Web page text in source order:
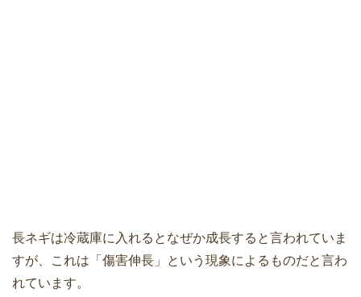
長ネギは冷蔵庫に入れるとなぜか成長すると言われていま
すが、これは「傷害伸長」という現象によるものだと言わ
れています。